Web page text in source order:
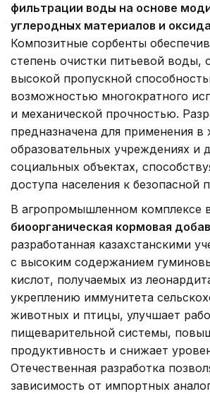
фильтрации воды на основе
углеродных материалов и
Композитные сорбенты
степень очистки питьевой воды,
высокой пропускной
возможностью многократного
и механической прочностью.
предназначена для применения
образовательных учреждениях и
социальных объектах,
доступа населения к безопасной
В агропромышленном комплексе
биоорганическая кормовая
разработанная казахстанскими
с высоким содержанием
кислот, получаемых из
укреплению иммунитета
животных и птицы, улучшает
пищеварительной системы,
продуктивность и снижает
Отечественная разработка
зависимость от импортных